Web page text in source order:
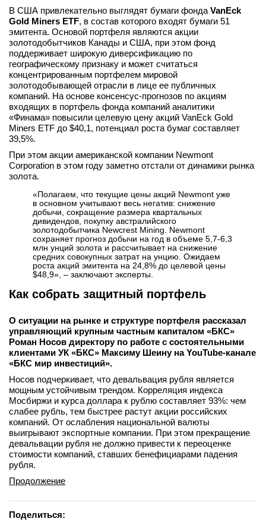
В США привлекательно выглядят бумаги фонда VanEck
Gold Miners ETF, в состав которого входят бумаги 51
эмитента. Основой портфеля являются акции
золотодобытчиков Канады и США, при этом фонд
поддерживает широкую диверсификацию по
географическому признаку и может считаться
концентрированным портфелем мировой
золотодобывающей отрасли в лице ее публичных
компаний. На основе консенсус-прогнозов по акциям
входящих в портфель фонда компаний аналитики
«Финама» повысили целевую цену акций VanEck Gold
Miners ETF до $40,1, потенциал роста бумаг составляет
39,5%.
При этом акции американской компании Newmont
Corporation в этом году заметно отстали от динамики рынка
золота.
«Полагаем, что текущие цены акций Newmont уже
в основном учитывают весь негатив: снижение
добычи, сокращение размера квартальных
дивидендов, покупку австралийского
золотодобытчика Newcrest Mining. Newmont
сохраняет прогноз добычи на год в объеме 5,7-6,3
млн унций золота и рассчитывает на снижение
средних совокупных затрат на унцию. Ожидаем
роста акций эмитента на 24,8% до целевой цены
$48,9», – заключают эксперты.
Как собрать защитный портфель
О ситуации на рынке и структуре портфеля рассказал
управляющий крупным частным капиталом «БКС»
Роман Носов директору по работе с состоятельными
клиентами УК «БКС» Максиму Шеину на YouTube-канале
«БКС мир инвестиций».
Носов подчеркивает, что девальвация рубля является
мощным устойчивым трендом. Корреляция индекса
Мосбиржи и курса доллара к рублю составляет 93%: чем
слабее рубль, тем быстрее растут акции российских
компаний. От ослабления национальной валюты
выигрывают экспортные компании. При этом прекращение
девальвации рубля не должно привести к переоценке
стоимости компаний, ставших бенефициарами падения
рубля.
Продолжение
Поделиться: